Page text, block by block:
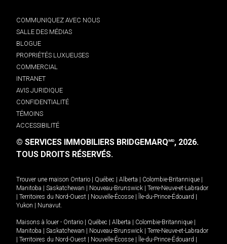
COMMUNIQUEZ AVEC NOUS
SALLE DES MÉDIAS
BLOGUE
PROPRIÉTÉS LUXUEUSES
COMMERCIAL
INTRANET
AVIS JURIDIQUE
CONFIDENTIALITÉ
TÉMOINS
ACCESSIBILITÉ
© SERVICES IMMOBILIERS BRIDGEMARQMD, 2026.
TOUS DROITS RÉSERVÉS.
Trouver une maison Ontario Québec Alberta Colombie-Britannique
Manitoba
Saskatchewan Nouveau-Brunswick
Terre-Neuve-et-Labrador
Territoires du Nord-Ouest Nouvelle-Écosse Île-du-Prince-Édouard
Yukon
Nunavut.
Maisons à louer - Ontario Québec Alberta Colombie-Britannique
Manitoba
Saskatchewan Nouveau-Brunswick
Terre-Neuve-et-Labrador
Territoires du Nord-Ouest Nouvelle-Écosse Île-du-Prince-Édouard